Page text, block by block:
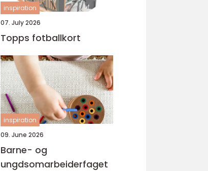
inspiration
07. July 2026
Topps fotballkort
inspiration
09. June 2026
Barne- og
ungdsomarbeiderfaget